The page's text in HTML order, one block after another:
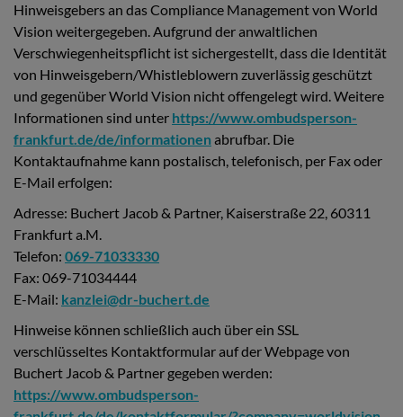
Hinweisgebers an das Compliance Management von World
Vision weitergegeben. Aufgrund der anwaltlichen
Verschwiegenheitspflicht ist sichergestellt, dass die Identität
von Hinweisgebern/Whistleblowern zuverlässig geschützt
und gegenüber World Vision nicht offengelegt wird. Weitere
Informationen sind unter https://www.ombudsperson-
frankfurt.de/de/informationenabrufbar. Die
Kontaktaufnahme kann postalisch, telefonisch, per Fax oder
E-Mail erfolgen:
Adresse: Buchert Jacob & Partner, Kaiserstraße 22, 60311
Frankfurt a.M.
Telefon: 069-71033330
Fax: 069-71034444
E-Mail: kanzlei@dr-buchert.de
Hinweise können schließlich auch über ein SSL
verschlüsseltes Kontaktformular auf der Webpage von
Buchert Jacob & Partner gegeben werden:
https://www.ombudsperson-